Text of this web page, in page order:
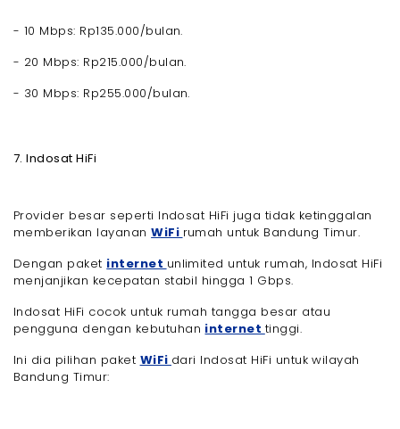
- 10 Mbps: Rp135.000/bulan.
- 20 Mbps: Rp215.000/bulan.
- 30 Mbps: Rp255.000/bulan.
7. Indosat HiFi
Provider besar seperti Indosat HiFi juga tidak ketinggalan
memberikan layananWiFi rumah untuk Bandung Timur.
Dengan paket internet unlimited untuk rumah, Indosat HiFi
menjanjikan kecepatan stabil hingga 1 Gbps.
Indosat HiFi cocok untuk rumah tangga besar atau
pengguna dengan kebutuhan internet tinggi.
Ini dia pilihan paket WiFi dari Indosat HiFi untuk wilayah
Bandung Timur: